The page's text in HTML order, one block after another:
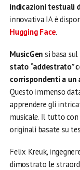
indicazioni testuali
innovativa IA è
Hugging Face.
MusicGensi basa
stato “addestrato”
corrispondenti a un
Questo immenso
apprendere gli
musicale. Il tutto
originali basate su
Felix Kreuk,
dimostrato le